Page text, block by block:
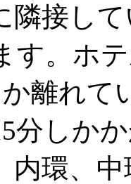
隣接し
す。ホ
離れて
分しか
内環、